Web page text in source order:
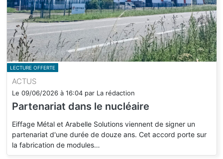
LECTURE OFFERTE
ACTUS
Le 09/06/2026 à 16:04 par La rédaction
Partenariat dans le nucléaire
Eiffage Métal et Arabelle Solutions viennent de signer un
partenariat d'une durée de douze ans. Cet accord porte sur
la fabrication de modules…